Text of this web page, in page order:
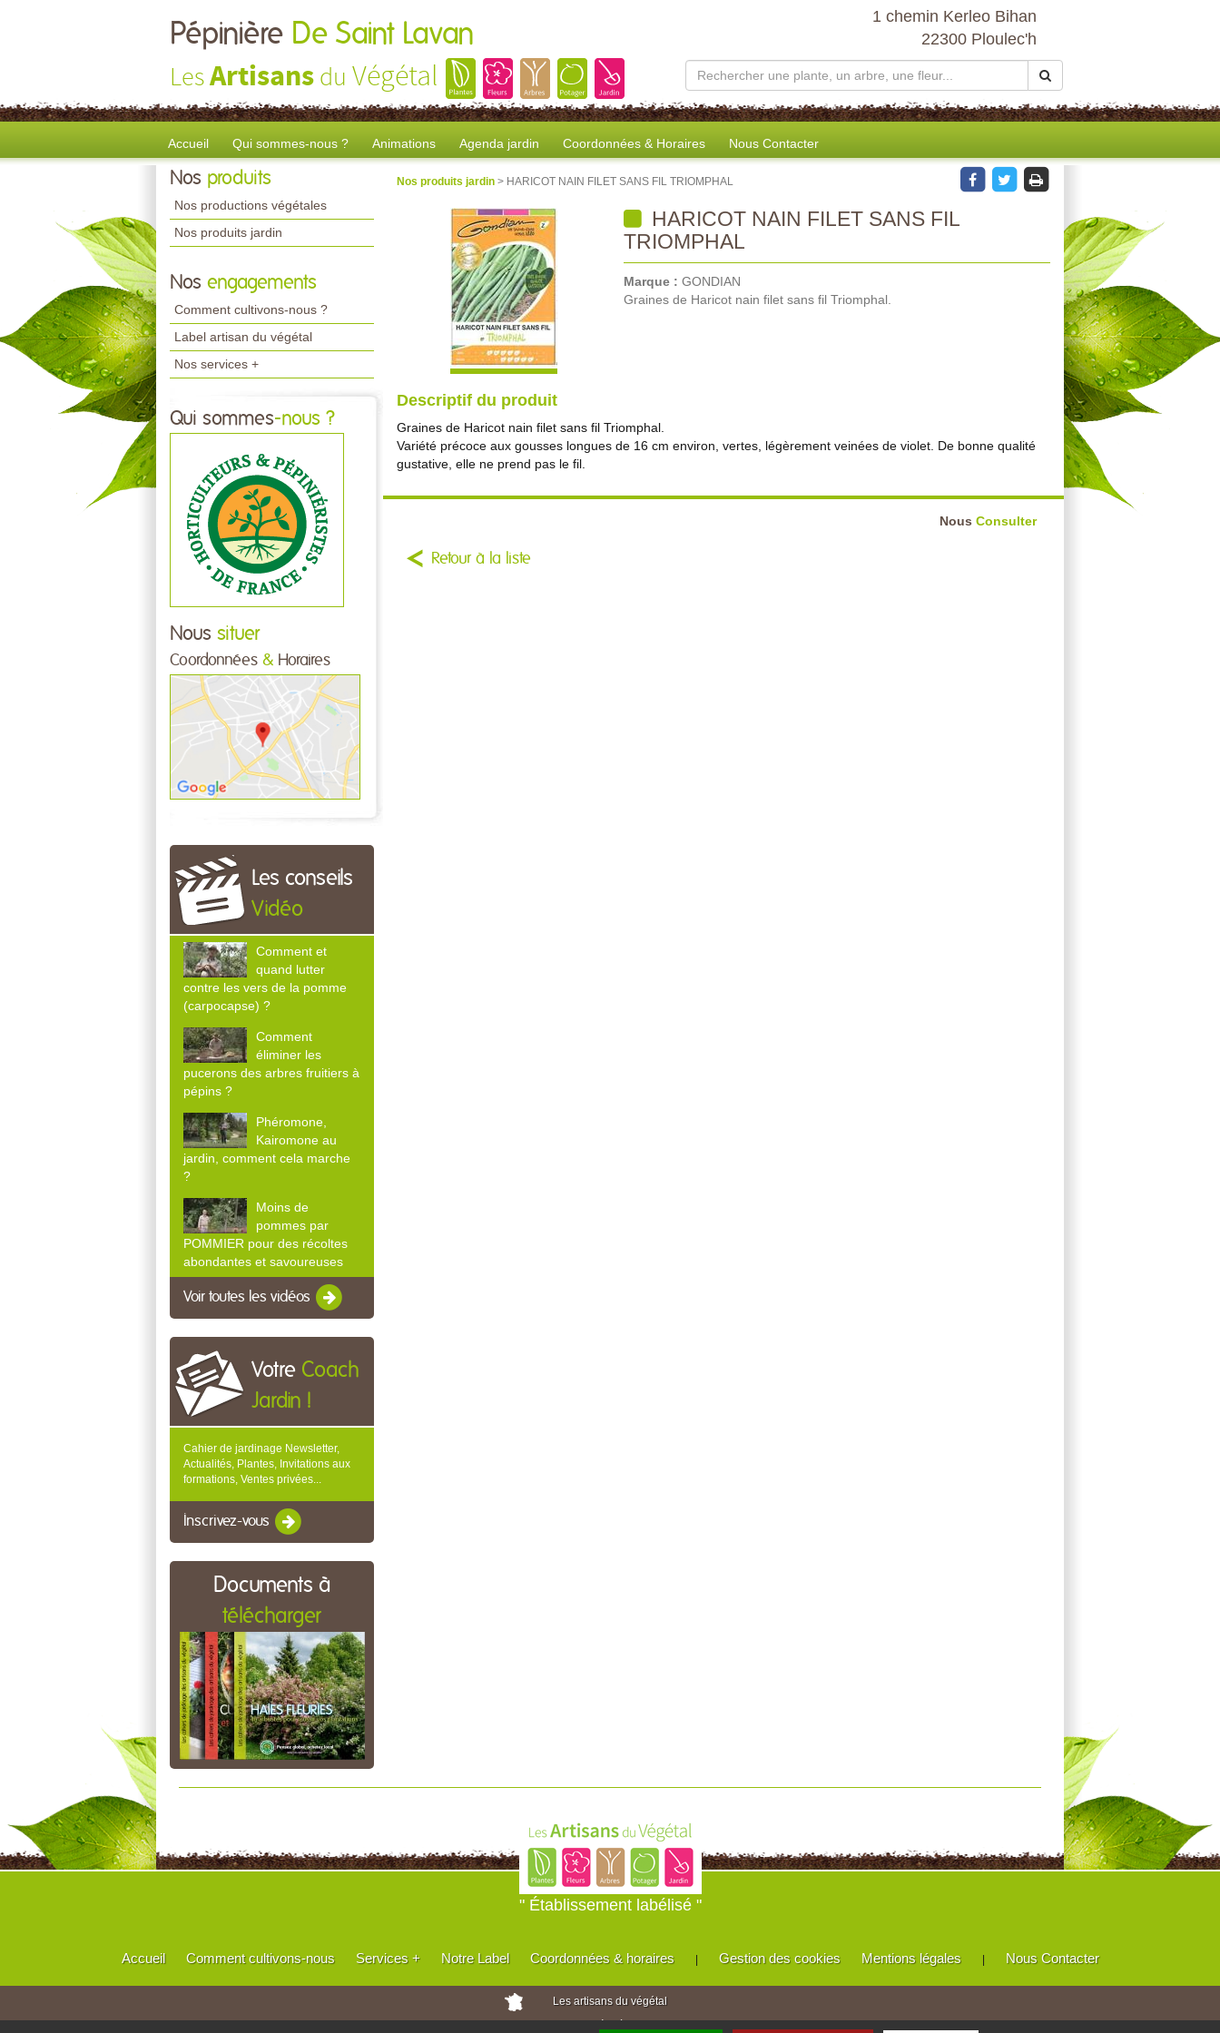
Pépinière De Saint Lavan
LesArtisans du Végétal
1 chemin Kerleo Bihan
22300 Ploulec'h
Accueil Qui sommes-nous ? Animations Agenda jardin Coordonnées & Horaires Nous Contacter
Nos produits
Nos productions végétales
Nos produits jardin
Nos engagements
Comment cultivons-nous ?
Label artisan du végétal
Nos services +
Qui sommes-nous ?
Nous situer
Coordonnées & Horaires
Les conseils
Vidéo
Comment et
quand lutter
contre les vers de la pomme
(carpocapse) ?
Comment
éliminer les
pucerons des arbres fruitiers à
pépins ?
Phéromone,
Kairomone au
jardin, comment cela marche
?
Moins de
pommes par
POMMIER pour des récoltes
abondantes et savoureuses
Voir toutes les vidéos
Votre Coach
Jardin !
Cahier de jardinage Newsletter,
Actualités, Plantes, Invitations aux
formations, Ventes privées...
Inscrivez-vous
Documents à
télécharger
Nos produits jardin > HARICOT NAIN FILET SANS FIL TRIOMPHAL
HARICOT NAIN FILET SANS FIL
TRIOMPHAL
Marque : GONDIAN
Graines de Haricot nain filet sans fil Triomphal.
Descriptif du produit
Graines de Haricot nain filet sans fil Triomphal.
Variété précoce aux gousses longues de 16 cm environ, vertes, légèrement veinées de violet. De bonne qualité
gustative, elle ne prend pas le fil.
Nous Consulter
Retour à la liste
" Établissement labélisé "
Accueil Comment cultivons-nous Services + Notre Label Coordonnées & horaires | Gestion des cookies Mentions légales | Nous Contacter
Les artisans du végétal
Horticulteurs et pépinièristes de France